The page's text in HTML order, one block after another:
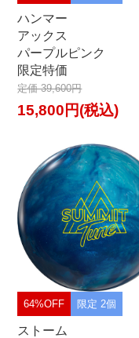
ハンマー
アックス
パープルピンク
限定特価
定価 39,600円
15,800円(税込)
64%OFF 限定 2個
ストーム